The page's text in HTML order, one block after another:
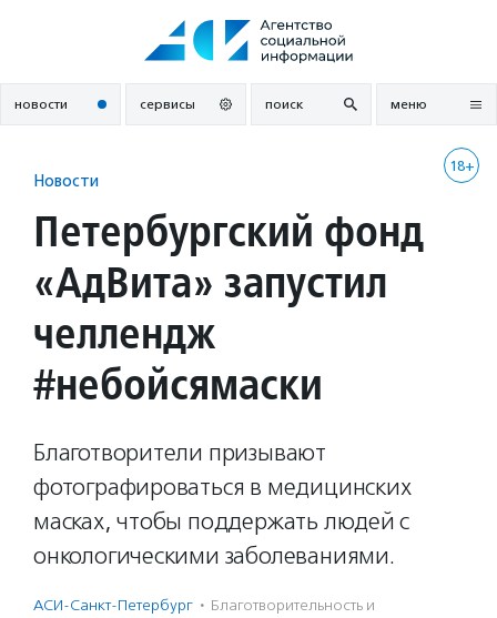
новости сервисы поиск меню
18+
Новости
Петербургский фонд
«АдВита» запустил
челлендж
#небойсямаски
Благотворители призывают
фотографироваться в медицинских
масках, чтобы поддержать людей с
онкологическими заболеваниями.
АСИ-Санкт-Петербург · Благотвори­тель­ность и